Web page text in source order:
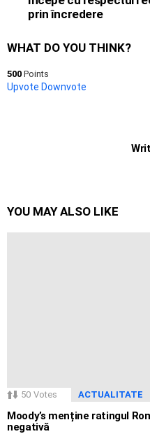
prin încredere
WHAT DO YOU THINK?
500 Points
Upvote Downvote
YOU MAY ALSO LIKE
50 Votes ACTUALITATE
Moody’s menține ratingul
negativă